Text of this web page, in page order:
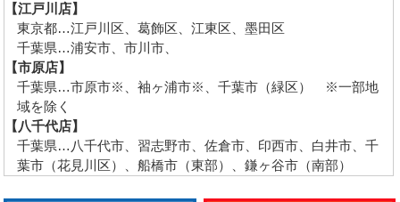
【江戸川店】
東京都…江戸川区、葛飾区、江東区、墨田区
千葉県…浦安市、市川市、
【市原店】
千葉県…市原市※、袖ヶ浦市※、千葉市（緑区） ※一部地
域を除く
【八千代店】
千葉県…八千代市、習志野市、佐倉市、印西市、白井市、千
葉市（花見川区）、船橋市（東部）、鎌ヶ谷市（南部）